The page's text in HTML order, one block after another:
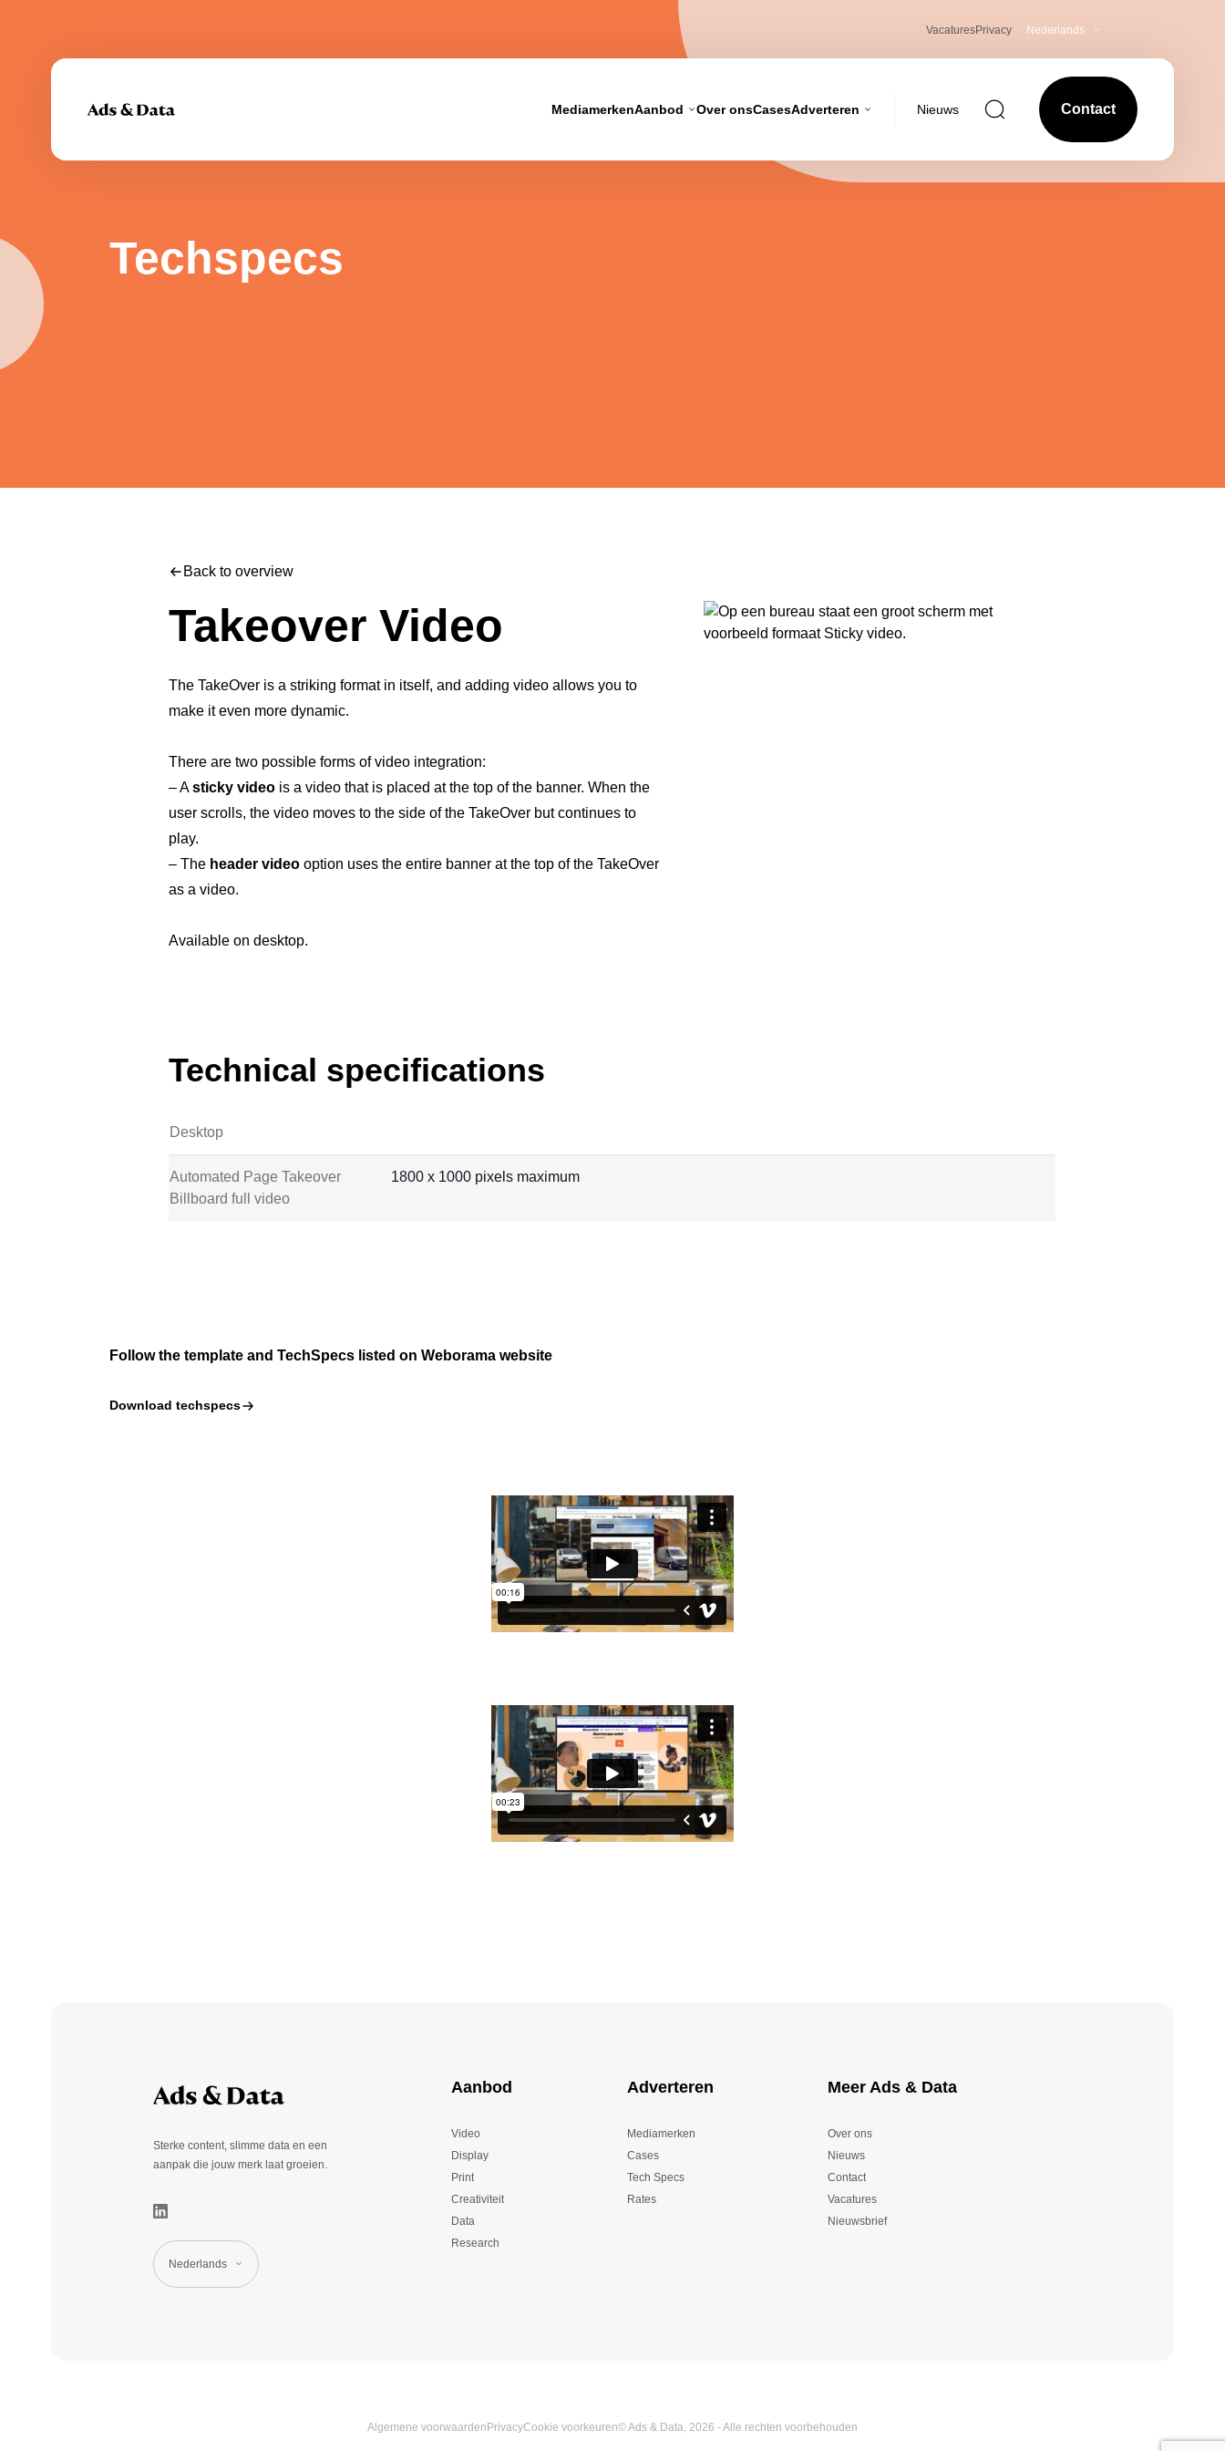
VacaturesPrivacy Nederlands
MediamerkenAanbod
Bereik 90% van de Vlamingen en maak je merk
Over onsCasesAdverteren Nieuws
Search for
Contact
Techspecs
Back to overview
Takeover Video
The TakeOver is a striking format in itself, and adding video allows you to
make it even more dynamic.
There are two possible forms of video integration:
– Asticky video is a video that is placed at the top of the banner. When the
user scrolls, the video moves to the side of the TakeOver but continues to
play.
– The header videooption uses the entire banner at the top of the TakeOver
as a video.
Available on desktop.
Technical specifications
Desktop
Automated Page Takeover
Billboard full video
1800 x 1000 pixels maximum
Follow the template and TechSpecs listed on Weborama website
Download techspecs
Sterke content, slimme data en een
aanpak die jouw merk laat groeien.
Nederlands
Aanbod
Video
Display
Print
Creativiteit
Data
Research
Adverteren
Mediamerken
Cases
Tech Specs
Rates
Meer Ads & Data
Over ons
Nieuws
Contact
Vacatures
Nieuwsbrief
Algemene voorwaarden PrivacyCookie voorkeuren© Ads & Data, 2026 - Alle rechten voorbehouden